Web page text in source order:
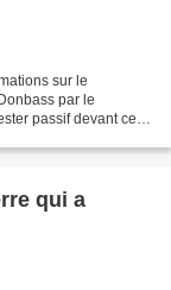
sur le
par le
passif devant ce
qui a